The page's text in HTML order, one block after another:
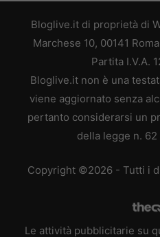
Bloglive.it di proprietà di
Marchese 10, 00141
Partita I.V.A.
Bloglive.it non è una
viene aggiornato senza
pertanto considerarsi un
della legge n. 62
Copyright ©2026 - Tutti i
Le attività pubblicitarie su